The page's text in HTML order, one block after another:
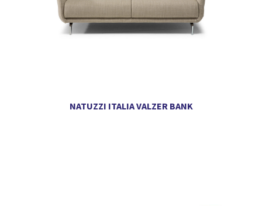
NATUZZI ITALIA VALZER BANK